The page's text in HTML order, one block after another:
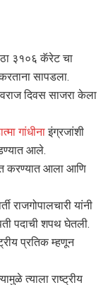
३१०६ कॅरेट चा
सापडला.
दिवस साजरा केला
गांधीनाइंग्रजांशी
आले.
करण्यात आला आणि
यांनी
पदाची शपथ घेतली.
प्रतिक म्हणून
त्याला राष्ट्रीय